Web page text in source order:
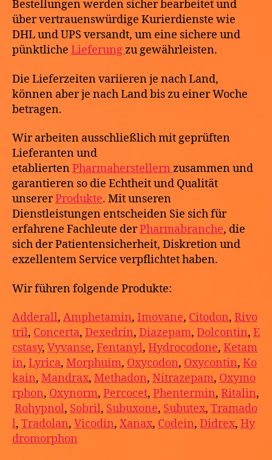
Bestellungen werden sicher bearbeitet und
über vertrauenswürdige Kurierdienste wie
DHL und UPS versandt, um eine sichere und
pünktliche Lieferungzu gewährleisten.
Die Lieferzeiten variieren je nach Land,
können aber je nach Land bis zu einer Woche
betragen.
Wir arbeiten ausschließlich mit geprüften
Lieferanten und
etabliertenPharmaherstellern zusammen und
garantieren so die Echtheit und Qualität
unsererProdukte. Mit unseren
Dienstleistungen entscheiden Sie sich für
erfahrene Fachleute derPharmabranche, die
sich der Patientensicherheit, Diskretion und
exzellentem Service verpflichtet haben.
Wir führen folgende Produkte:
Adderall, Amphetamin, Imovane, Citodon, Rivo
tril, Concerta, Dexedrin, Diazepam, Dolcontin, E
cstasy, Vyvanse, Fentanyl, Hydrocodone, Ketam
in, Lyrica, Morphuim, Oxycodon, Oxycontin, Ko
kain, Mandrax, Methadon, Nitrazepam, Oxymo
rphon, Oxynorm, Percocet, Phentermin, Ritalin,
Rohypnol, Sobril, Subuxone, Subutex, Tramado
l, Tradolan, Vicodin, Xanax, Codein, Didrex, Hy
dromorphon